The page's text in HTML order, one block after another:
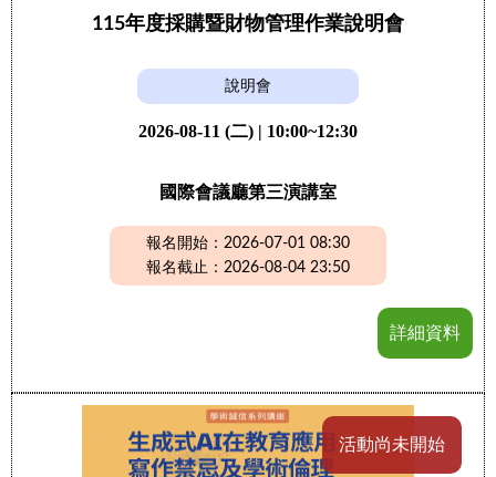
115年度採購暨財物管理作業說明會
說明會
2026-08-11 (二) | 10:00~12:30
國際會議廳第三演講室
報名開始：2026-07-01 08:30
報名截止：2026-08-04 23:50
詳細資料
活動尚未開始